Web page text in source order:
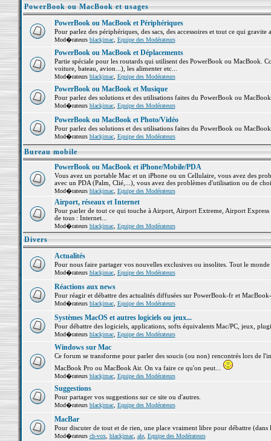
PowerBook ou MacBook et usages
PowerBook ou MacBook et Périphériques
Pour parlez des périphériques, des sacs, des accessoires et tout ce qui
Mod�rateurs blackjmac, Equipe des Modérateurs
PowerBook ou MacBook et Déplacements
Partie spéciale pour les routards qui utilisent des PowerBook ou MacBook.
voiture, bateau, avion...), les alimenter etc...
Mod�rateurs blackjmac, Equipe des Modérateurs
PowerBook ou MacBook et Musique
Pour parlez des solutions et des utilisations faites du PowerBook ou
Mod�rateurs blackjmac, Equipe des Modérateurs
PowerBook ou MacBook et Photo/Vidéo
Pour parlez des solutions et des utilisations faites du PowerBook ou
Mod�rateurs blackjmac, Equipe des Modérateurs
Bureau mobile
PowerBook ou MacBook et iPhone/Mobile/PDA
Vous avez un portable Mac et un iPhone ou un Cellulaire, vous avez des
avec un PDA (Palm, Clié,...), vous avez des problèmes d'utilisation ou de
Mod�rateurs blackjmac, Equipe des Modérateurs
Airport, réseaux et Internet
Pour parler de tout ce qui touche à Airport, Airport Extreme, Airport
de tous : Internet...
Mod�rateurs blackjmac, Equipe des Modérateurs
Divers
Actualités
Pour nous faire partager vos nouvelles exclusives ou insolites. Tout le
Mod�rateurs blackjmac, Equipe des Modérateurs
Réactions aux news
Pour réagir et débattre des actualités diffusées sur PowerBook-fr et
Mod�rateurs blackjmac, Equipe des Modérateurs
Systèmes MacOS et autres logiciels ou jeux...
Pour débattre des logiciels, applications, softs équivalents Mac/PC, jeux,
Mod�rateurs blackjmac, Equipe des Modérateurs
Windows sur Mac
Ce forum se transforme pour parler des soucis (ou non) rencontrés lors de
MacBook Pro ou MacBook Air. On va faire ce qu'on peut...
Mod�rateurs blackjmac, Equipe des Modérateurs
Suggestions
Pour partager vos suggestions sur ce site ou d'autres.
Mod�rateurs blackjmac, Equipe des Modérateurs
MacBar
Pour discuter de tout et de rien, une place vraiment libre pour débattre (dans
Mod�rateurs ch-vox, blackjmac, ale, Equipe des Modérateurs